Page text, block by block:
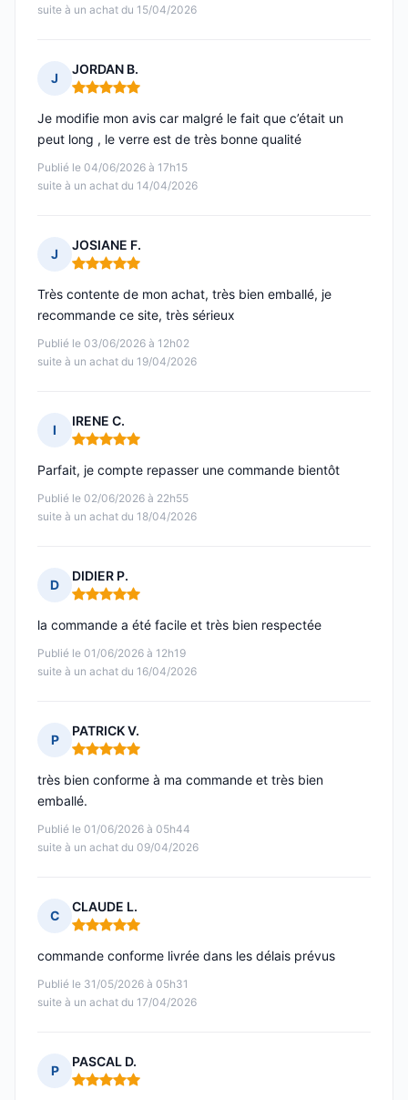
suite à un achat du 15/04/2026
J
JORDAN B.
Note : 5 sur 5
Publié le 04/06/2026 à 17h15
suite à un achat du 14/04/2026
Je modifie mon avis car malgré le fait que c’était un
peut long , le verre est de très bonne qualité
J
JOSIANE F.
Note : 5 sur 5
Publié le 03/06/2026 à 12h02
suite à un achat du 19/04/2026
Très contente de mon achat, très bien emballé, je
recommande ce site, très sérieux
I
IRENE C.
Note : 5 sur 5
Publié le 02/06/2026 à 22h55
suite à un achat du 18/04/2026
Parfait, je compte repasser une commande bientôt
D
DIDIER P.
Note : 5 sur 5
Publié le 01/06/2026 à 12h19
suite à un achat du 16/04/2026
la commande a été facile et très bien respectée
P
PATRICK V.
Note : 5 sur 5
Publié le 01/06/2026 à 05h44
suite à un achat du 09/04/2026
très bien conforme à ma commande et très bien
emballé.
C
CLAUDE L.
Note : 5 sur 5
Publié le 31/05/2026 à 05h31
suite à un achat du 17/04/2026
commande conforme livrée dans les délais prévus
P
PASCAL D.
Note : 5 sur 5